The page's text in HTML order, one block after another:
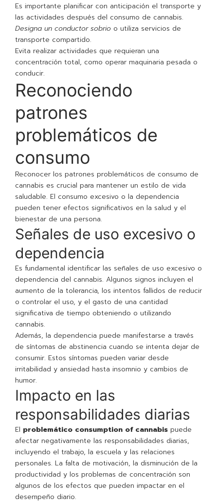
Es importante planificar con anticipación el transporte y
las actividades después del consumo de cannabis.
Designa un conductor sobrio o utiliza servicios de
transporte compartido.
Evita realizar actividades que requieran una
concentración total, como operar maquinaria pesada o
conducir.
Reconociendo
patrones
problemáticos de
consumo
Reconocer los patrones problemáticos de consumo de
cannabis es crucial para mantener un estilo de vida
saludable. El consumo excesivo o la dependencia
pueden tener efectos significativos en la salud y el
bienestar de una persona.
Señales de uso excesivo o
dependencia
Es fundamental identificar las señales de uso excesivo o
dependencia del cannabis. Algunos signos incluyen el
aumento de la tolerancia, los intentos fallidos de reducir
o controlar el uso, y el gasto de una cantidad
significativa de tiempo obteniendo o utilizando
cannabis.
Además, la dependencia puede manifestarse a través
de síntomas de abstinencia cuando se intenta dejar de
consumir. Estos síntomas pueden variar desde
irritabilidad y ansiedad hasta insomnio y cambios de
humor.
Impacto en las
responsabilidades diarias
El problemático consumption of cannabis puede
afectar negativamente las responsabilidades diarias,
incluyendo el trabajo, la escuela y las relaciones
personales. La falta de motivación, la disminución de la
productividad y los problemas de concentración son
algunos de los efectos que pueden impactar en el
desempeño diario.